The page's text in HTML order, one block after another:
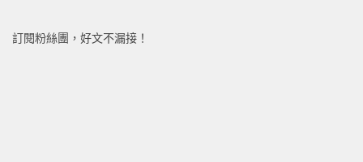
訂閱粉絲團，好文不漏接！